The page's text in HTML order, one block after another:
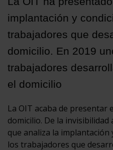
implantación y
trabajadores que
domicilio. En 2019
trabajadores
el domicilio
La OIT acaba de presentar
domicilio. De la invisibilidad
que analiza la implantación
los trabajadores que